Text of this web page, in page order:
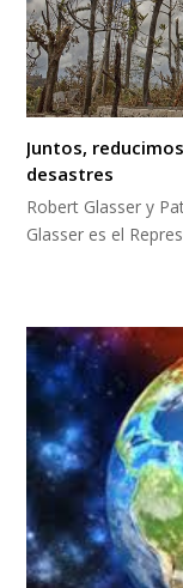
Juntos,
desastres
Robert Glasser y
Glasser es el